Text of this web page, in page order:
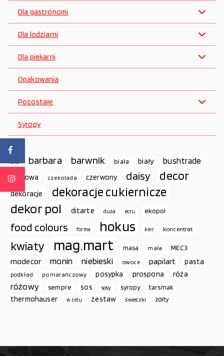
Dla gastronomi
Dla lodziarni
Dla piekarni
Opakowania
Pozostałe
Syropy
ako barbara barwnik biała biały bushtrade
cukrowa czekolada czerwony daisy decor
dekoracje dekoracje cukiernicze
dekor pol ditarte duża ecru ekopol
food colours forma hokus kier koncentrat
kwiaty mag.mart masa mała MEC3
modecor monin niebieski owoce papilart pasta
podkład pomarańczowy posypka prospona róża
różowy sempre sos sosy syropy tarsmak
thermohauser w żelu zestaw świeczki żółty